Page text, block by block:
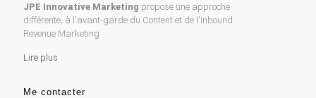
JPE Innovative Marketing propose une approche
différente, à l'avant-garde du Content et de l'Inbound
Revenue Marketing
Lire plus
Me contacter